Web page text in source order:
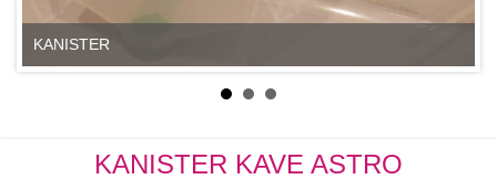
KANISTER
KANISTER KAVE ASTRO